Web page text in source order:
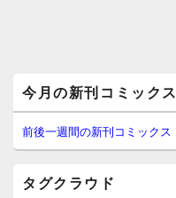
イ
ン
サ
イ
今月の新刊コミックス
前後一週間の新刊コミックス
タグクラウド